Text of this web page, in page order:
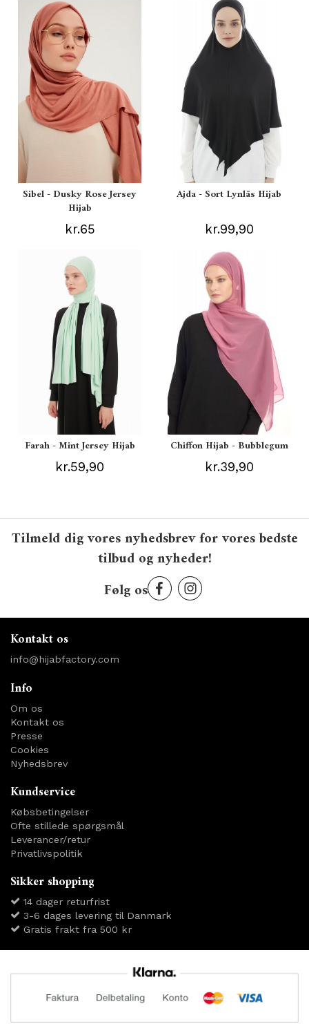
Sibel - Dusky Rose Jersey
Hijab
kr.65
Ajda - Sort Lynlås Hijab
kr.99,90
Farah - Mint Jersey Hijab
kr.59,90
Chiffon Hijab - Bubblegum
kr.39,90
Tilmeld dig vores nyhedsbrev for vores bedste
tilbud og nyheder!
Følg os
Kontakt os
info@hijabfactory.com
Info
Om os
Kontakt os
Presse
Cookies
Nyhedsbrev
Kundservice
Købsbetingelser
Ofte stillede spørgsmål
Leverancer/retur
Privatlivspolitik
Sikker shopping
14 dager returfrist
3-6 dages levering til Danmark
Gratis frakt fra 500 kr